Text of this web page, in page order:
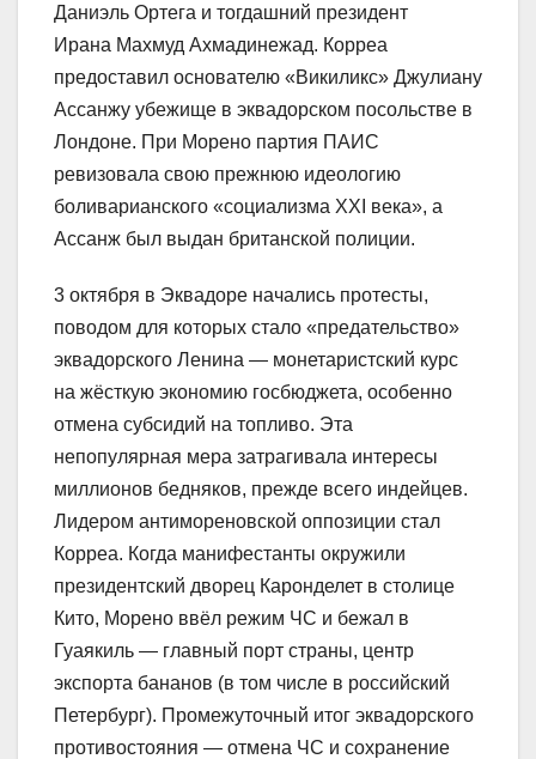
Даниэль Ортега и тогдашний президент
Ирана Махмуд Ахмадинежад. Корреа
предоставил основателю «Викиликс» Джулиану
Ассанжу убежище в эквадорском посольстве в
Лондоне. При Морено партия ПАИС
ревизовала свою прежнюю идеологию
боливарианского «социализма XXI века», а
Ассанж был выдан британской полиции.
3 октября в Эквадоре начались протесты,
поводом для которых стало «предательство»
эквадорского Ленина ― монетаристский курс
на жёсткую экономию госбюджета, особенно
отмена субсидий на топливо. Эта
непопулярная мера затрагивала интересы
миллионов бедняков, прежде всего индейцев.
Лидером антимореновской оппозиции стал
Корреа. Когда манифестанты окружили
президентский дворец Каронделет в столице
Кито, Морено ввёл режим ЧС и бежал в
Гуаякиль — главный порт страны, центр
экспорта бананов (в том числе в российский
Петербург). Промежуточный итог эквадорского
противостояния — отмена ЧС и сохранение